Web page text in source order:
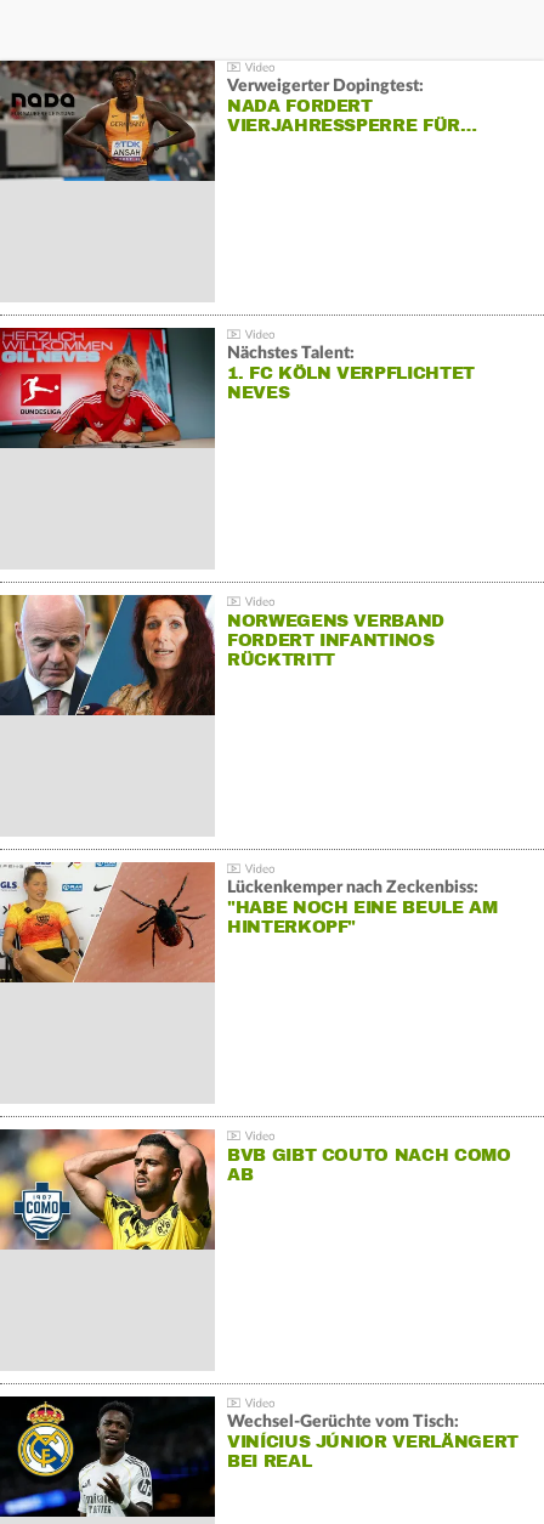
Verweigerter Dopingtest:
NADA FORDERT
VIERJAHRESSPERRE FÜR…
Nächstes Talent:
1. FC KÖLN VERPFLICHTET
NEVES
NORWEGENS VERBAND
FORDERT INFANTINOS
RÜCKTRITT
Lückenkemper nach Zeckenbiss:
"HABE NOCH EINE BEULE AM
HINTERKOPF"
BVB GIBT COUTO NACH COMO
AB
Wechsel-Gerüchte vom Tisch:
VINÍCIUS JÚNIOR VERLÄNGERT
BEI REAL